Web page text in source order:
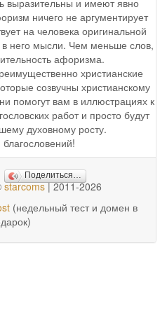
ничего не аргументирует
на человека оригинальной
него мысли. Чем меньше слов,
афоризма.
христианские
созвучны христианскому
помогут вам в иллюстрациях к
работ и просто будут
духовному росту.
Поделиться…
starcoms| 2011-2026
(недельный тест и домен в